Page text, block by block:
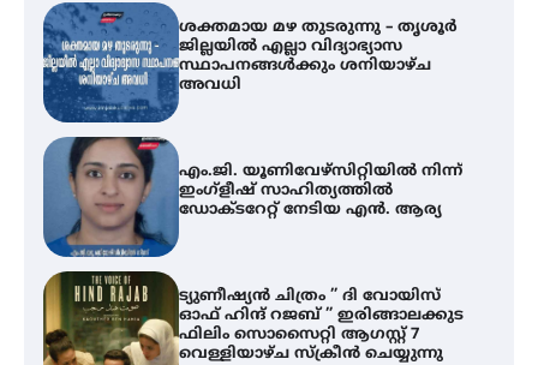
ശക്തമായ മഴ തുടരുന്നു – തൃശൂർ
ജില്ലയിൽ എല്ലാ വിദ്യാഭ്യാസ
സ്ഥാപനങ്ങൾക്കും ശനിയാഴ്ച
അവധി
എം.ജി. യൂണിവേഴ്‌സിറ്റിയിൽ നിന്ന്
ഇംഗ്ളീഷ് സാഹിത്യത്തിൽ
ഡോക്ടറേറ്റ് നേടിയ എൻ. ആര്യ
ട്യുണീഷ്യൻ ചിത്രം ” ദി വോയിസ്
ഓഫ് ഹിന്ദ് റജബ് ” ഇരിങ്ങാലക്കുട
ഫിലിം സൊസൈറ്റി ആഗസ്റ്റ് 7
വെള്ളിയാഴ്ച സ്‌ക്രീൻ ചെയ്യുന്നു